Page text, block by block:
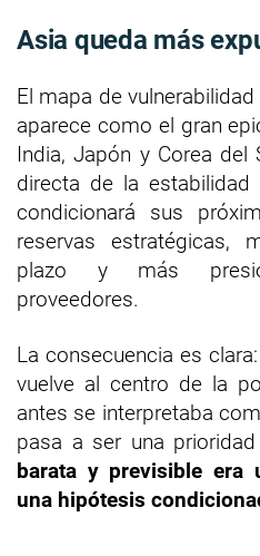
Asia queda más
El mapa de
aparece como el gran
India, Japón y Corea del
directa de la
condicionará sus
reservas estratégicas,
plazo y más
proveedores.
La consecuencia es
vuelve al centro de la
antes se interpretaba
pasa a ser una
barata y previsible era
una hipótesis